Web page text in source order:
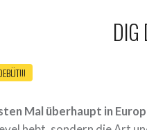
DIG
Mal überhaupt in